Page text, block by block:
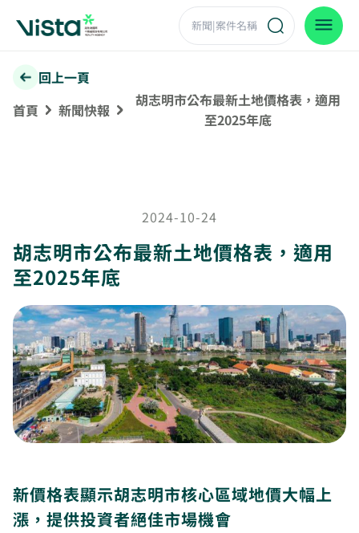
回上一頁
首頁
新聞快報
胡志明市公布最新土地價格表，適用
至2025年底
2024-10-24
胡志明市公布最新土地價格表，適用
至2025年底
新價格表顯示胡志明市核心區域地價大幅上
漲，提供投資者絕佳市場機會